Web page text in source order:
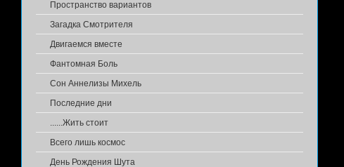
Пространство вариантов
Загадка Смотрителя
Двигаемся вместе
Фантомная Боль
Сон Аннелизы Михель
Последние дни
......Жить стоит
Всего лишь космос
День Рождения Шута